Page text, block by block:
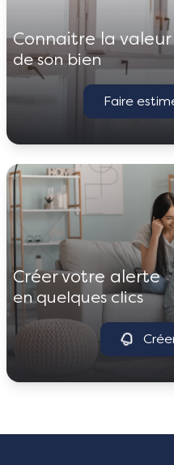
connaitre la valeur
de son bien
Faire
créer votre alerte
en quelques clics